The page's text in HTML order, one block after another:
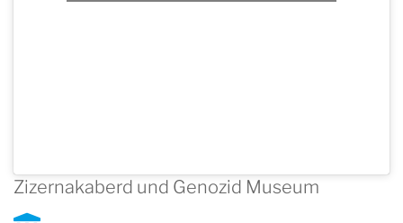
Zizernakaberd und Genozid Museum